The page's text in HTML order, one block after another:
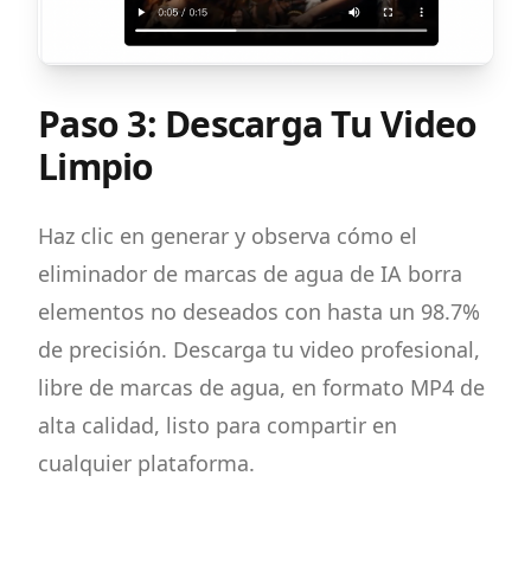
Paso 3: Descarga Tu Video
Limpio
Haz clic en generar y observa cómo el
eliminador de marcas de agua de IA borra
elementos no deseados con hasta un 98.7%
de precisión. Descarga tu video profesional,
libre de marcas de agua, en formato MP4 de
alta calidad, listo para compartir en
cualquier plataforma.